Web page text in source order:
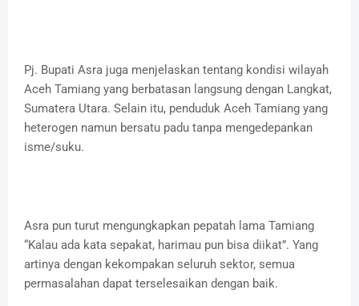
Pj. Bupati Asra juga menjelaskan tentang kondisi wilayah
Aceh Tamiang yang berbatasan langsung dengan Langkat,
Sumatera Utara. Selain itu, penduduk Aceh Tamiang yang
heterogen namun bersatu padu tanpa mengedepankan
isme/suku.
Asra pun turut mengungkapkan pepatah lama Tamiang
“Kalau ada kata sepakat, harimau pun bisa diikat”. Yang
artinya dengan kekompakan seluruh sektor, semua
permasalahan dapat terselesaikan dengan baik.